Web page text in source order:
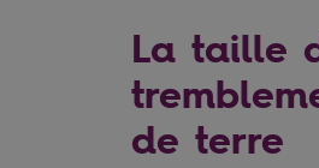
La taille
de terre